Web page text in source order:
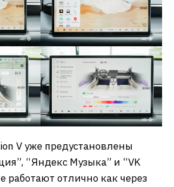
V уже предустановлены
“Яндекс Музыка” и “VK
работают отлично как через